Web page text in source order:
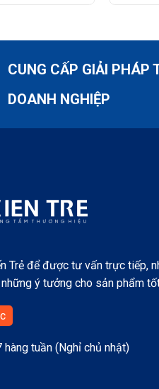
CUNG CẤP GIẢI PHÁP
DOANH NGHIỆP
Trẻ để được tư vấn trực tiếp,
ý tưởng cho sản phẩm
tuần (Nghỉ chủ nhật)